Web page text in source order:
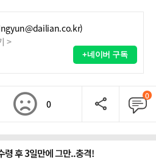
>
+네이버 구독
0
0